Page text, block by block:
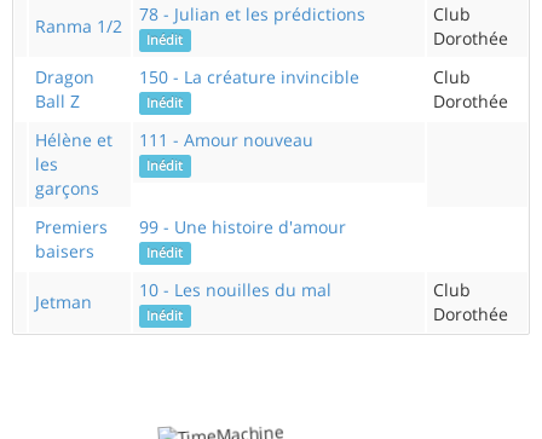
Ranma 1/2
78 - Julian et les prédictions
Inédit
Club
Dorothée
Dragon
Ball Z
150 - La créature invincible
Inédit
Club
Dorothée
Hélène et
les
garçons
111 - Amour nouveau
Inédit
Premiers
baisers
99 - Une histoire d'amour
Inédit
Jetman
10 - Les nouilles du mal
Inédit
Club
Dorothée